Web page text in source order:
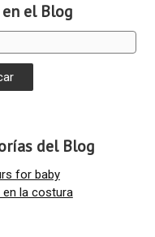
en el Blog
del Blog
for baby
en la costura